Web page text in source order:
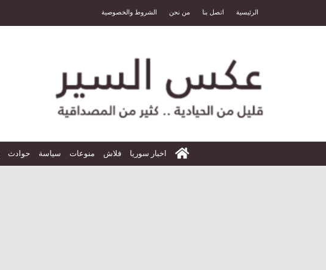
الرئيسية اتصل بنا من نحن الشروط والخصوصية
الرئيسية
اخبار سوريا فلاش منوعات سياسة حوادث